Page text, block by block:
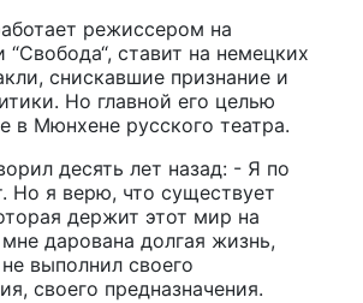
режиссером на
“Свобода“, ставит на немецких
снискавшие признание и
Но главной его целью
в Мюнхене русского театра.
десять лет назад: - Я по
Но я верю, что существует
держит этот мир на
дарована долгая жизнь,
выполнил своего
своего предназначения.